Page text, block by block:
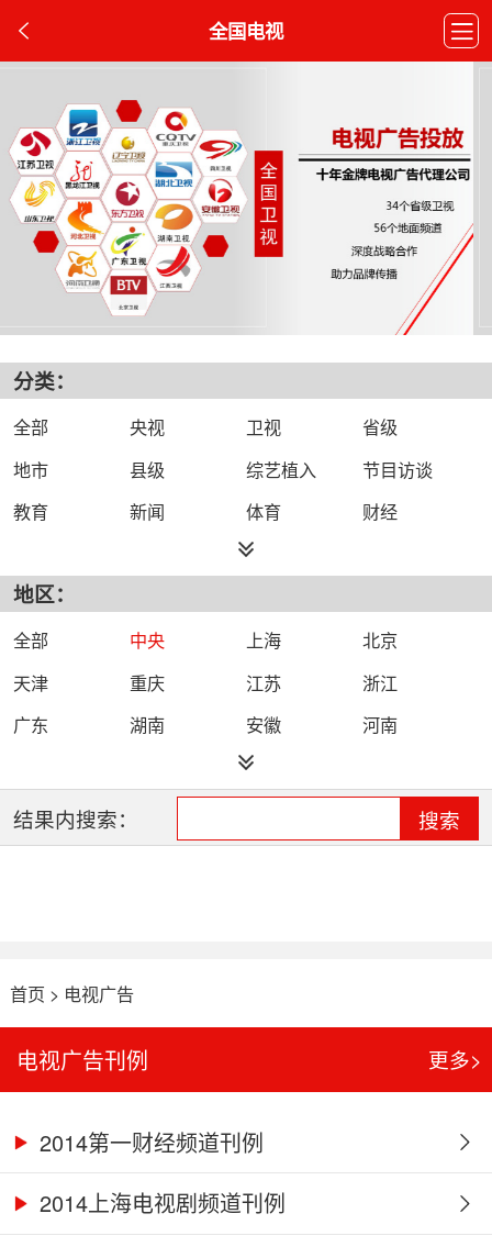
全国电视
分类：
全部 央视 卫视
省级
地市
县级 综艺植入
节目访谈
教育
新闻 体育
财经
科技
都市
文化
文艺 娱乐
影视
电影
生活 电视剧
综合
时尚
民生 IPTV智能电视
数字电视
站）
地区：
全部 中央 上海
北京
天津
重庆 江苏
浙江
广东
湖南 安徽
河南
四川
辽宁
山西
海南 陕西
甘肃
结果内搜索： 搜索
首页 > 电视广告
电视广告刊例 更多>
2014第一财经频道刊例
2014上海电视剧频道刊例